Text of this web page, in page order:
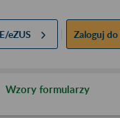
eZUS Zaloguj do
Wzory formularzy